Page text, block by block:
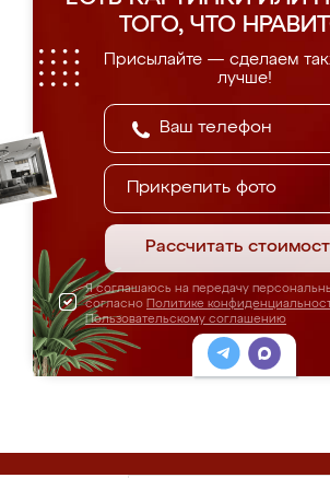
ТОГО, ЧТО
Присылайте — сделаем
лучше!
Прикрепить фото
Рассчитать
Я соглашаюсь на передачу
согласно Политике
Пользовательскому соглашению